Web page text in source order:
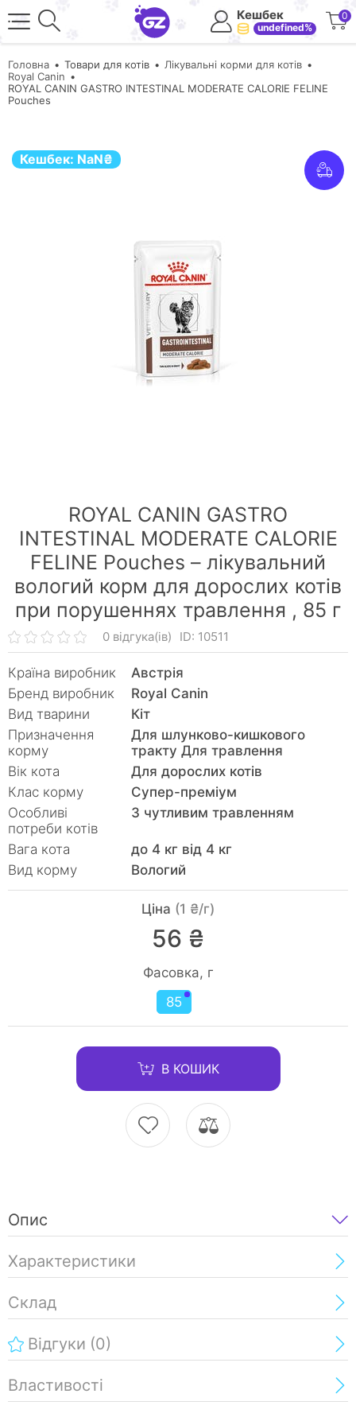
Кешбек
undefined%
0
Головна Товари для котів
Лікувальні корми для котів
Royal Canin
ROYAL CANIN GASTRO INTESTINAL MODERATE CALORIE FELINE
Pouches
Кешбек: NaN₴
ROYAL CANIN GASTRO
INTESTINAL MODERATE CALORIE
FELINE Pouches – лікувальний
вологий корм для дорослих котів
при порушеннях травлення , 85 г
0 відгука(ів) ID: 10511
Країна виробник
Австрія
Бренд виробник
Royal Canin
Вид тварини
Кiт
Призначення
корму
Для шлунково-кишкового
тракту Для травлення
Вік кота
Для дорослих котів
Клас корму
Супер-преміум
Особливі
потреби котів
З чутливим травленням
Вага кота
до 4 кг від 4 кг
Вид корму
Вологий
Ціна (1 ₴/г)
56 ₴
Фасовка, г
85
В КОШИК
Опис
Характеристики
Склад
Відгуки (0)
Властивості